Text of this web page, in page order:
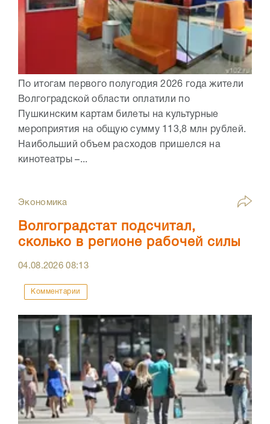
По итогам первого полугодия 2026 года жители
Волгоградской области оплатили по
Пушкинским картам билеты на культурные
мероприятия на общую сумму 113,8 млн рублей.
Наибольший объем расходов пришелся на
кинотеатры –...
Экономика
Волгоградстат подсчитал,
сколько в регионе рабочей силы
04.08.202608:13
Комментарии